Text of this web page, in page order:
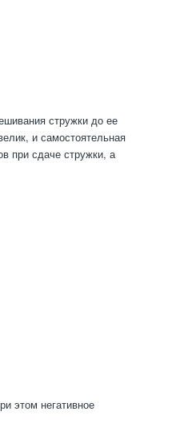
стружки до ее
и самостоятельная
при сдаче стружки, а
этом негативное